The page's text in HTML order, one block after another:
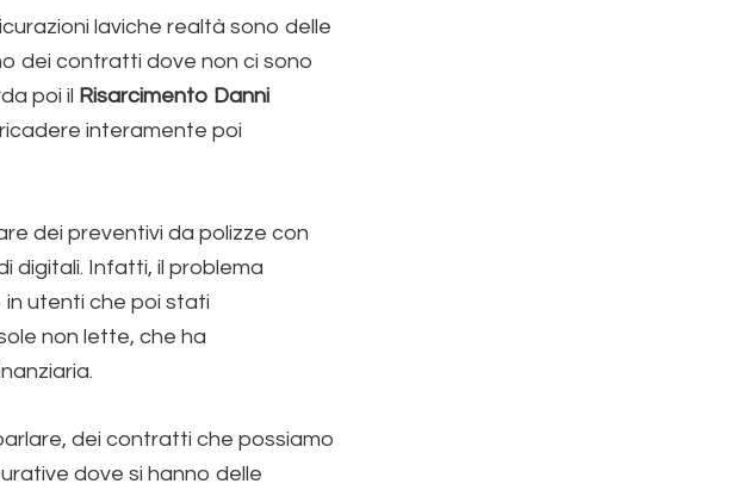
laviche realtà sono delle
dei contratti dove non ci sono
poi il Risarcimento Danni
interamente poi
dei preventivi da polizze con
digitali. Infatti, il problema
utenti che poi stati
non lette, che ha
dei contratti che possiamo
dove si hanno delle